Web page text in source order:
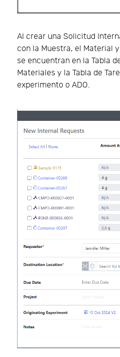
Al crear una Solicitud
con la Muestra, el Material
se encuentran en la Tabla
Materiales y la Tabla de
experimento o ADO.